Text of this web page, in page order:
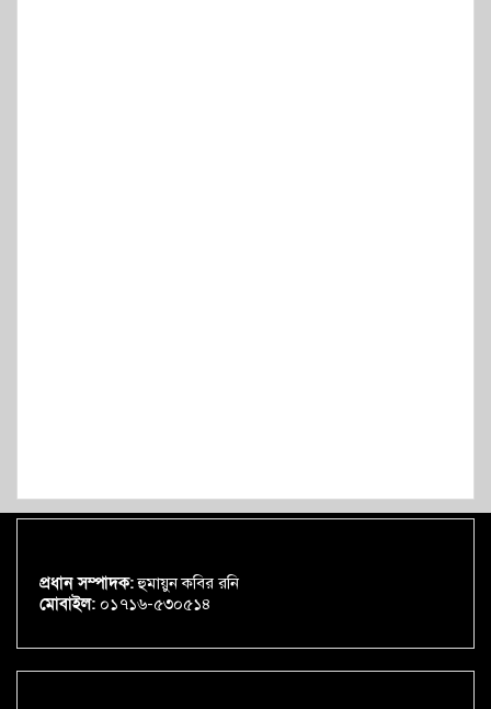
প্রধান সম্পাদক:হুমায়ুন কবির রনি
মোবাইল: ০১৭১৬-৫৩০৫১৪